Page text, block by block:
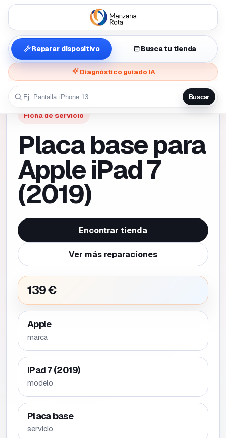
Reparar dispositivo Busca tu tienda
Diagnóstico guiado IA
Buscar
Ficha de servicio
Placa base para
Apple iPad 7
(2019)
Encontrar tienda
Ver más reparaciones
139 €
Apple
marca
iPad 7 (2019)
modelo
Placa base
servicio